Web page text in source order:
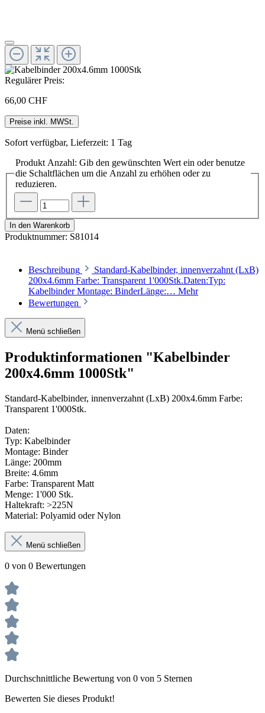
Regulärer Preis:
66,00 CHF
Preise inkl. MWSt.
Sofort verfügbar, Lieferzeit: 1 Tag
Produkt Anzahl: Gib den gewünschten Wert ein oder benutze
die Schaltflächen um die Anzahl zu erhöhen oder zu
reduzieren.
In den Warenkorb
Produktnummer: S81014
Beschreibung
Standard-Kabelbinder, innenverzahnt (LxB)
200x4.6mm Farbe: Transparent 1'000Stk.Daten:Typ:
Kabelbinder Montage: BinderLänge:… Mehr
Bewertungen
Menü schließen
Produktinformationen "Kabelbinder
200x4.6mm 1000Stk"
Standard-Kabelbinder, innenverzahnt (LxB) 200x4.6mm Farbe:
Transparent 1'000Stk.
Daten:
Typ: Kabelbinder
Montage: Binder
Länge: 200mm
Breite: 4.6mm
Farbe: Transparent Matt
Menge: 1'000 Stk.
Haltekraft: >225N
Material: Polyamid oder Nylon
Menü schließen
0 von 0 Bewertungen
Durchschnittliche Bewertung von 0 von 5 Sternen
Bewerten Sie dieses Produkt!